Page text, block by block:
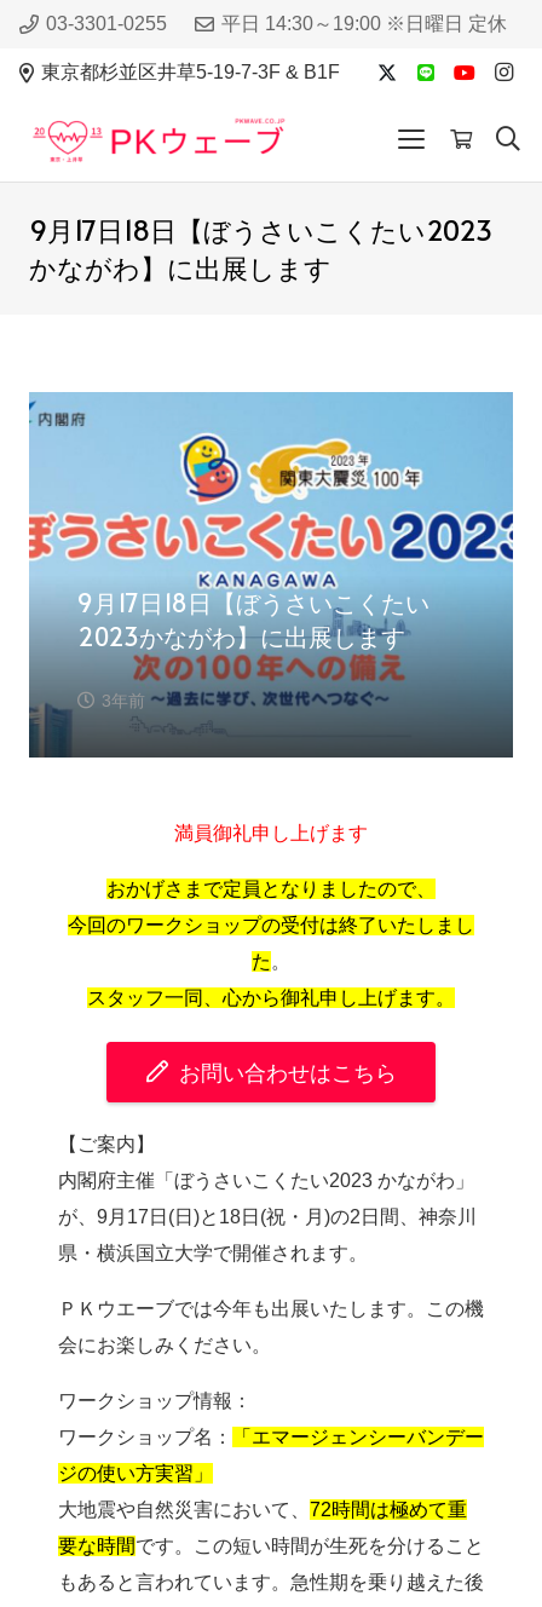
03-3301-0255 平日 14:30～19:00 ※日曜日 定休
東京都杉並区井草5-19-7-3F & B1F
9月17日18日【ぼうさいこくたい2023
かながわ】に出展します
9月17日18日【ぼうさいこくたい
2023かながわ】に出展します
3年前
満員御礼申し上げます
おかげさまで定員となりましたので、
今回のワークショップの受付は終了いたしまし
た 。
スタッフ一同、心から御礼申し上げます。
お問い合わせはこちら
【ご案内】
内閣府主催「ぼうさいこくたい2023 かながわ」
が、9月17日(日)と18日(祝・月)の2日間、神奈川
県・横浜国立大学で開催されます。
ＰＫウエーブでは今年も出展いたします。この機
会にお楽しみください。
ワークショップ情報：
ワークショップ名：
「エマージェンシーバンデー
ジの使い方実習」
大地震や自然災害において、 72時間は極めて重
要な時間です。この短い時間が生死を分けること
もあると言われています。急性期を乗り越えた後